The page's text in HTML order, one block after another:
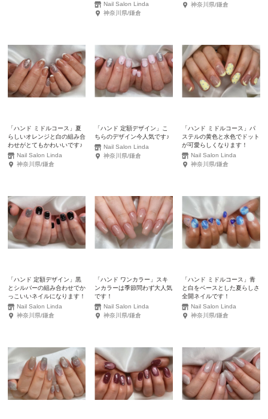
Nail Salon Linda
神奈川県/鎌倉
神奈川県/鎌倉
「ハンド ミドルコース」夏
らしいオレンジと白の組み合
わせがとてもかわいいです♪
Nail Salon Linda
神奈川県/鎌倉
「ハンド 定額デザイン」こ
ちらのデザイン今人気です♪
Nail Salon Linda
神奈川県/鎌倉
「ハンド ミドルコース」パ
ステルの黄色と水色でドット
が可愛らしくなります！
Nail Salon Linda
神奈川県/鎌倉
「ハンド 定額デザイン」黒
とシルバーの組み合わせでか
っこいいネイルになります！
Nail Salon Linda
神奈川県/鎌倉
「ハンド ワンカラー」スキ
ンカラーは季節問わず大人気
です！
Nail Salon Linda
神奈川県/鎌倉
「ハンド ミドルコース」青
と白をベースとした夏らしさ
全開ネイルです！
Nail Salon Linda
神奈川県/鎌倉